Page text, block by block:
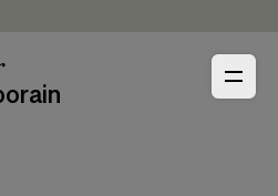
Fondation Cartier